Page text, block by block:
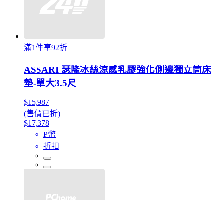
滿1件享92折
ASSARI 瑟隆冰絲涼感乳膠強化側邊獨立筒床
墊-單大3.5尺
$15,987
(售價已折)
$17,378
P幣
折扣